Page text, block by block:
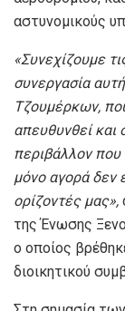
αστυνομικούς
«Συνεχίζουμε
συνεργασία
Τζουμέρκων,
απευθυνθεί
περιβάλλον που
μόνο αγορά δεν
ορίζοντές μας»,
της Ένωσης
ο οποίος
διοικητικού